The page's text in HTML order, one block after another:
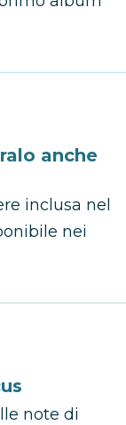
anche
inclusa nel
nei
note di